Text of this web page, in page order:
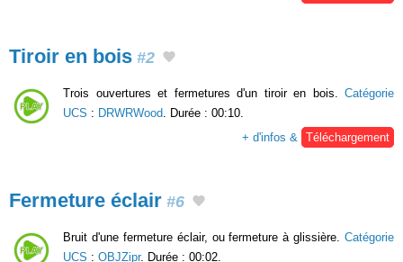
Tiroir en bois #2
Trois ouvertures et fermetures d'un tiroir en bois. Catégorie
UCS : DRWRWood . Durée : 00:10.
+ d'infos &
Téléchargement
Fermeture éclair #6
Bruit d'une fermeture éclair, ou fermeture à glissière. Catégorie
UCS : OBJZipr. Durée : 00:02.